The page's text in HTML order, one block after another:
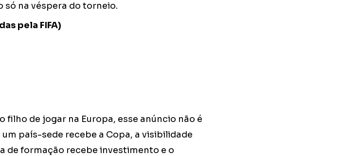
só na véspera do torneio.
pela FIFA)
filho de jogar na Europa, esse anúncio não é
país-sede recebe a Copa, a visibilidade
de formação recebe investimento e o